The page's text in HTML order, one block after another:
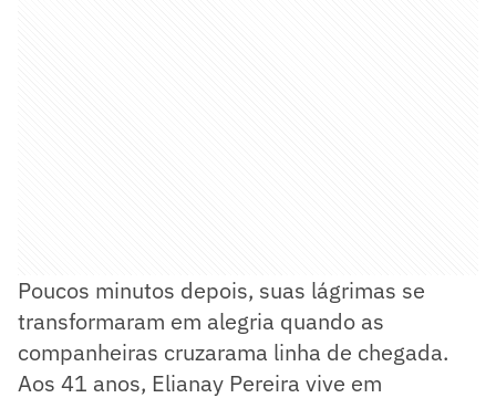
Poucos minutos depois, suas lágrimas se
transformaram em alegria quando as
companheiras cruzarama linha de chegada.
Aos 41 anos, Elianay Pereira vive em